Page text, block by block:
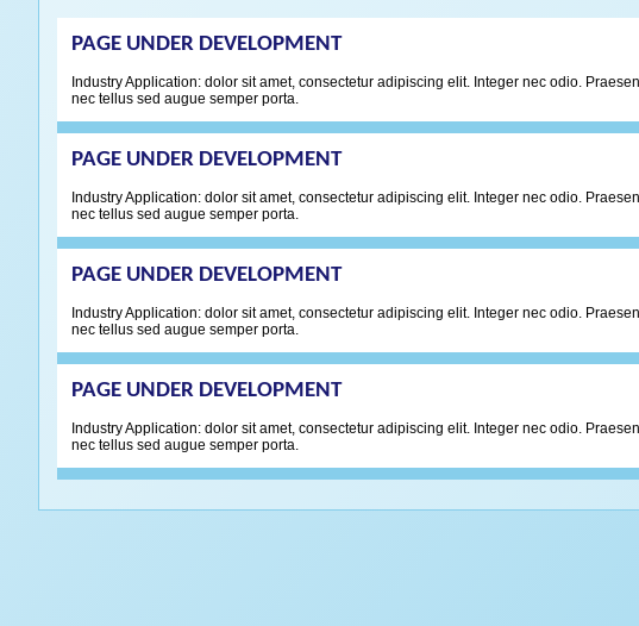
PAGE UNDER DEVELOPMENT
Industry Application: dolor sit amet, consectetur adipiscing elit. Integer nec odio.
nec tellus sed augue semper porta.
PAGE UNDER DEVELOPMENT
Industry Application: dolor sit amet, consectetur adipiscing elit. Integer nec odio.
nec tellus sed augue semper porta.
PAGE UNDER DEVELOPMENT
Industry Application: dolor sit amet, consectetur adipiscing elit. Integer nec odio.
nec tellus sed augue semper porta.
PAGE UNDER DEVELOPMENT
Industry Application: dolor sit amet, consectetur adipiscing elit. Integer nec odio.
nec tellus sed augue semper porta.